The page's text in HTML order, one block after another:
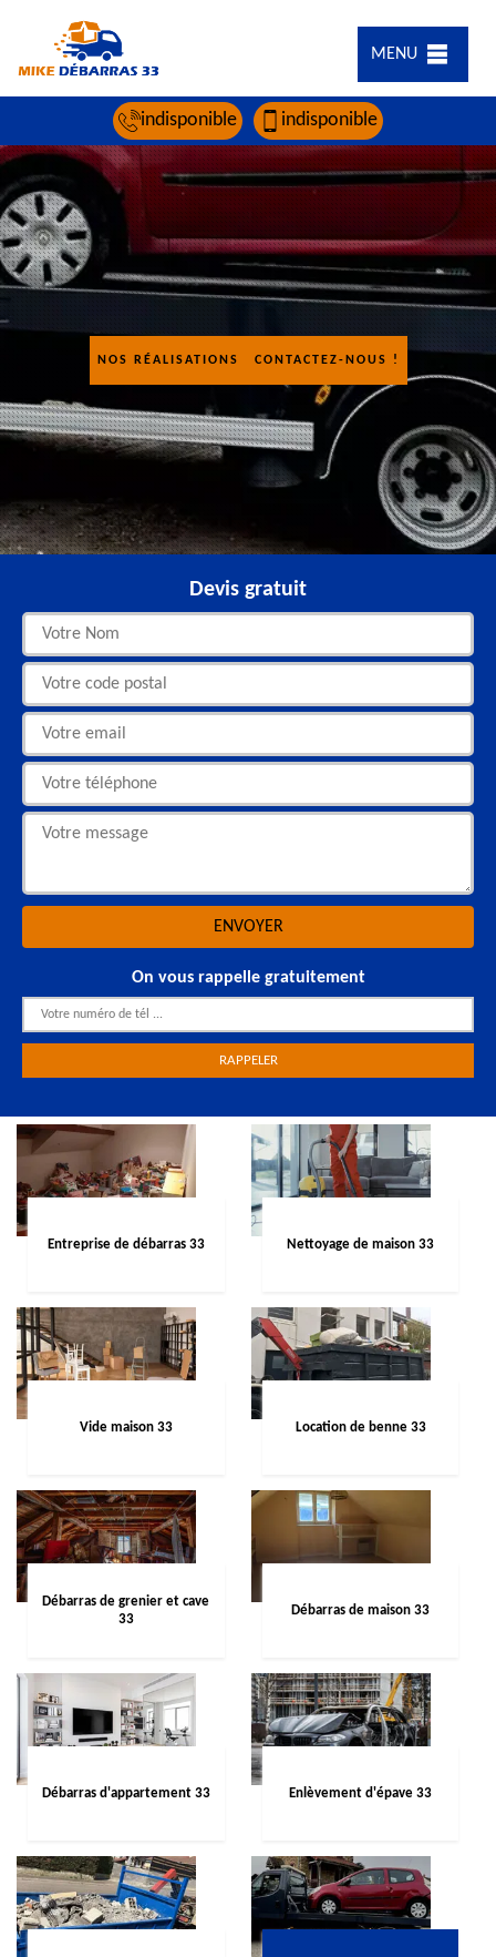
MENU
indisponible indisponible
NOS RÉALISATIONS CONTACTEZ-NOUS !
Devis gratuit
On vous rappelle gratuitement
Entreprise de débarras 33 Nettoyage de maison 33
Vide maison 33 Location de benne 33
Débarras de grenier et cave
33
Débarras de maison 33
Débarras d'appartement 33 Enlèvement d'épave 33